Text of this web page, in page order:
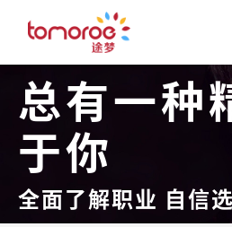
总有一种
于你
全面了解职业 自信